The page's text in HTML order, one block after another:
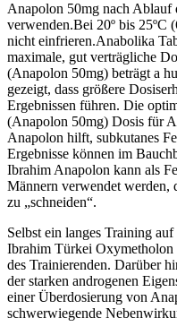
Anapolon 50mg nach Ablauf
verwenden.Bei 20º bis 25ºC
nicht einfrieren.Anabolika
maximale, gut verträgliche
(Anapolon 50mg) beträgt a
gezeigt, dass größere
Ergebnissen führen. Die
(Anapolon 50mg) Dosis für
Anapolon hilft, subkutanes
Ergebnisse können im
Ibrahim Anapolon kann als
Männern verwendet werden,
zu „schneiden“.
Selbst ein langes Training
Ibrahim Türkei
des Trainierenden. Darüber
der starken androgenen
einer Überdosierung von
schwerwiegende